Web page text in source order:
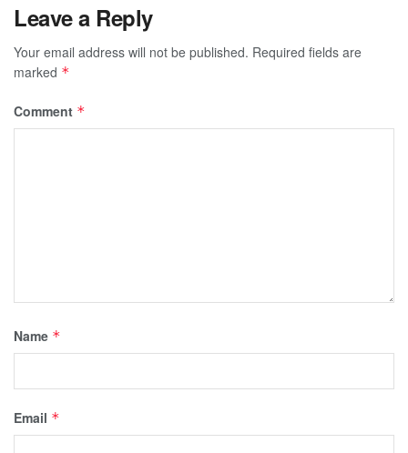
Leave a Reply
Your email address will not be published. Required fields are
marked *
Comment *
Name *
Email *